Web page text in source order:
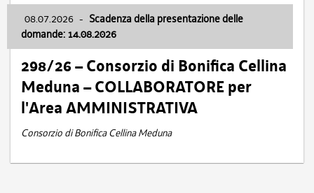
08.07.2026 - Scadenza della presentazione delle
domande: 14.08.2026
298/26 – Consorzio di Bonifica Cellina
Meduna – COLLABORATORE per
l'Area AMMINISTRATIVA
Consorzio di Bonifica Cellina Meduna